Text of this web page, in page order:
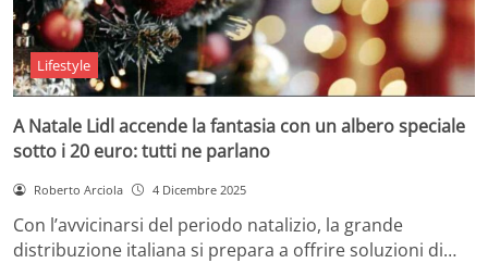
Lifestyle
A Natale Lidl accende la fantasia con un albero speciale
sotto i 20 euro: tutti ne parlano
Roberto Arciola 4 Dicembre 2025
Con l’avvicinarsi del periodo natalizio, la grande
distribuzione italiana si prepara a offrire soluzioni di…